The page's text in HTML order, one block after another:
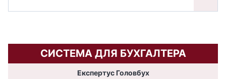
СИСТЕМА ДЛЯ БУХГАЛТЕРА
Експертус Головбух